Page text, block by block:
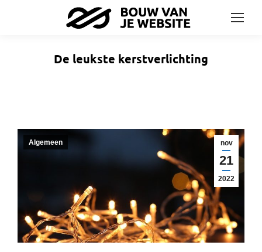
De leukste kerstverlichting
nov
21
2022
Algemeen